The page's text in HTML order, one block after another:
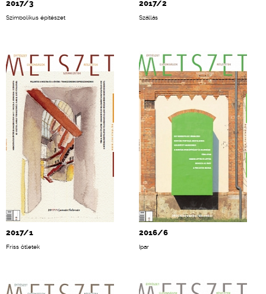
2017/3
Szimbolikus építészet
2017/2
Szállás
2017/1
Friss ötletek
2016/6
Ipar